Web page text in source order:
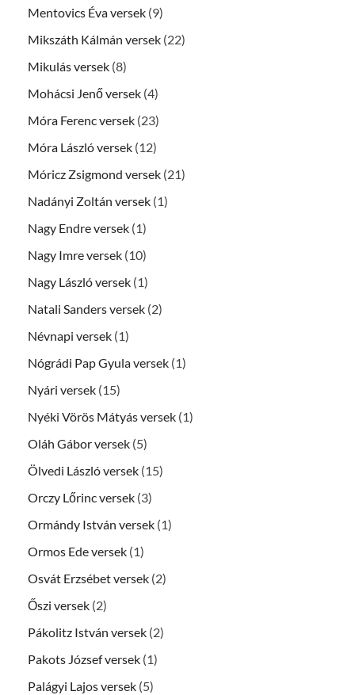
Mentovics Éva versek (9)
Mikszáth Kálmán versek (22)
Mikulás versek (8)
Mohácsi Jenő versek (4)
Móra Ferenc versek (23)
Móra László versek (12)
Móricz Zsigmond versek (21)
Nadányi Zoltán versek (1)
Nagy Endre versek (1)
Nagy Imre versek (10)
Nagy László versek (1)
Natali Sanders versek (2)
Névnapi versek (1)
Nógrádi Pap Gyula versek (1)
Nyári versek (15)
Nyéki Vörös Mátyás versek (1)
Oláh Gábor versek (5)
Ölvedi László versek (15)
Orczy Lőrinc versek (3)
Ormándy István versek (1)
Ormos Ede versek (1)
Osvát Erzsébet versek (2)
Őszi versek (2)
Pákolitz István versek (2)
Pakots József versek (1)
Palágyi Lajos versek (5)